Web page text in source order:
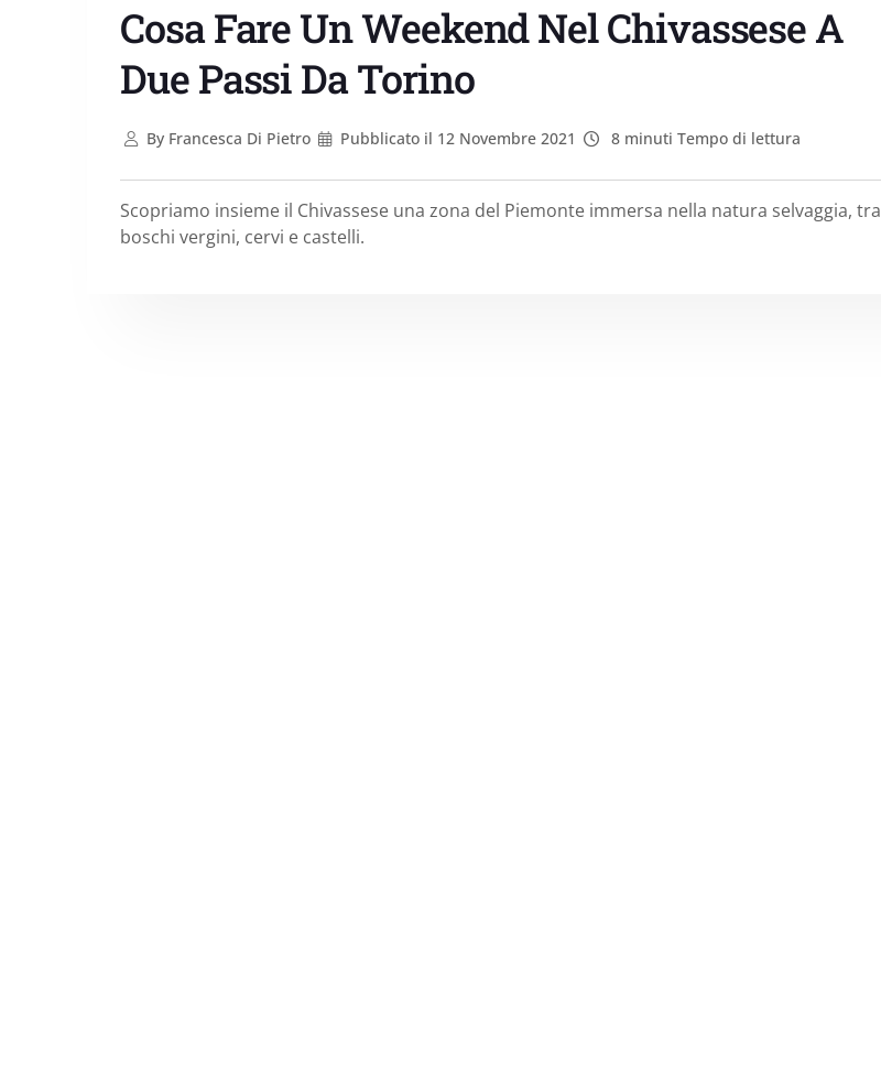
Cosa Fare Un Weekend Nel Chivassese A
Due Passi Da Torino
ByFrancesca Di Pietro Pubblicato il 12 Novembre 2021 8 minuti Tempo di lettura
Scopriamo insieme il Chivassese una zona del Piemonte immersa nella natura selvaggia, tra
boschi vergini, cervi e castelli.